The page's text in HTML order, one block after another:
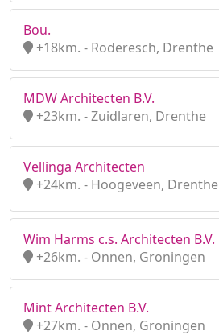
Bou.
+18km. - Roderesch, Drenthe
MDW Architecten B.V.
+23km. - Zuidlaren, Drenthe
Vellinga Architecten
+24km. - Hoogeveen, Drenthe
Wim Harms c.s. Architecten B.V.
+26km. - Onnen, Groningen
Mint Architecten B.V.
+27km. - Onnen, Groningen